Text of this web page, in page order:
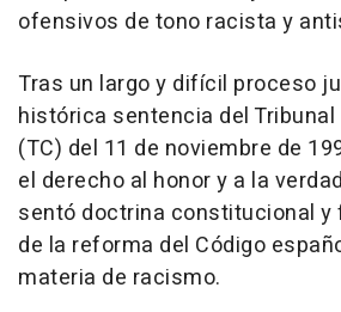
ofensivos de tono racista y
Tras un largo y difícil proceso
histórica sentencia del
(TC) del 11 de noviembre de
el derecho al honor y a la
sentó doctrina constitucional y
de la reforma del Código
materia de racismo.